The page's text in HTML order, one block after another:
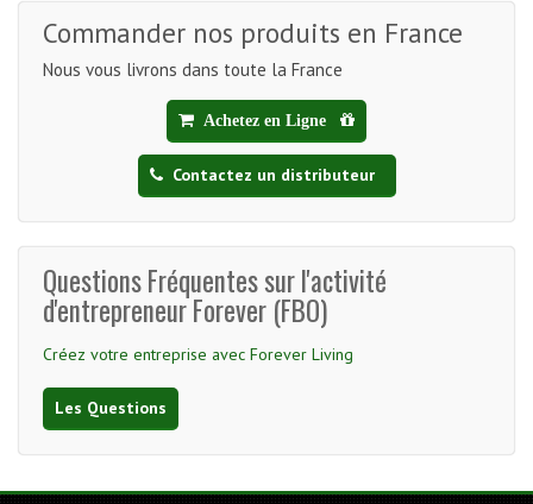
Commander nos produits en France
Nous vous livrons dans toute la France
Achetez en Ligne
Contactez un distributeur
Questions Fréquentes sur l'activité
d'entrepreneur Forever (FBO)
Créez votre entreprise avec Forever Living
Les Questions